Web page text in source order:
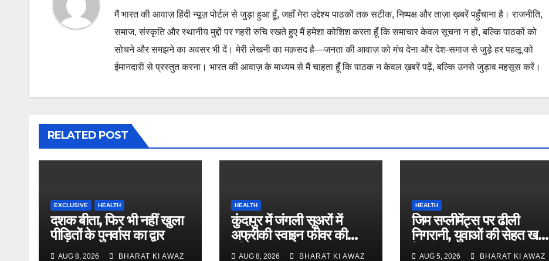
मैं भारत की आवाज़ हिंदी न्यूज़ पोर्टल से जुड़ा हुआ हूँ, जहाँ मेरा उद्देश्य पाठकों तक सटीक, निष्पक्ष और ताज़ा ख़बरें पहुँचाना है। राजनीति,
समाज, संस्कृति और स्थानीय मुद्दों पर गहरी रुचि रखते हुए मैं हमेशा कोशिश करता हूँ कि समाचार केवल सूचना न हों, बल्कि पाठकों को
सोचने और समझने का अवसर भी दें। मेरी लेखनी का मक़सद है—जनता की आवाज़ को मंच देना और देश-समाज से जुड़े हर पहलू को
ईमानदारी से प्रस्तुत करना। भारत की आवाज़ के माध्यम से मैं चाहता हूँ कि पाठक न केवल ख़बरें पढ़ें, बल्कि उनसे जुड़ाव महसूस करें।
RELATED POST
EXCLUSIVE HEALTH
दशक बीता, फिर भी नहीं खुला
पीड़ितों के पुनर्वास का द्वार
AUG 8, 2026 BHARAT KI AWAZ
HEALTH
कुंदापुर में जंगली सूअरों में
अफ्रीकी स्वाइन फीवर की
पुष्टि
AUG 8, 2026 BHARAT KI AWAZ
HEALTH
जिम सप्लीमेंट्स पर ढीली
निगरानी, युवाओं की सेहत खतरे
में AUG 5, 2026 BHARAT KI AWAZ